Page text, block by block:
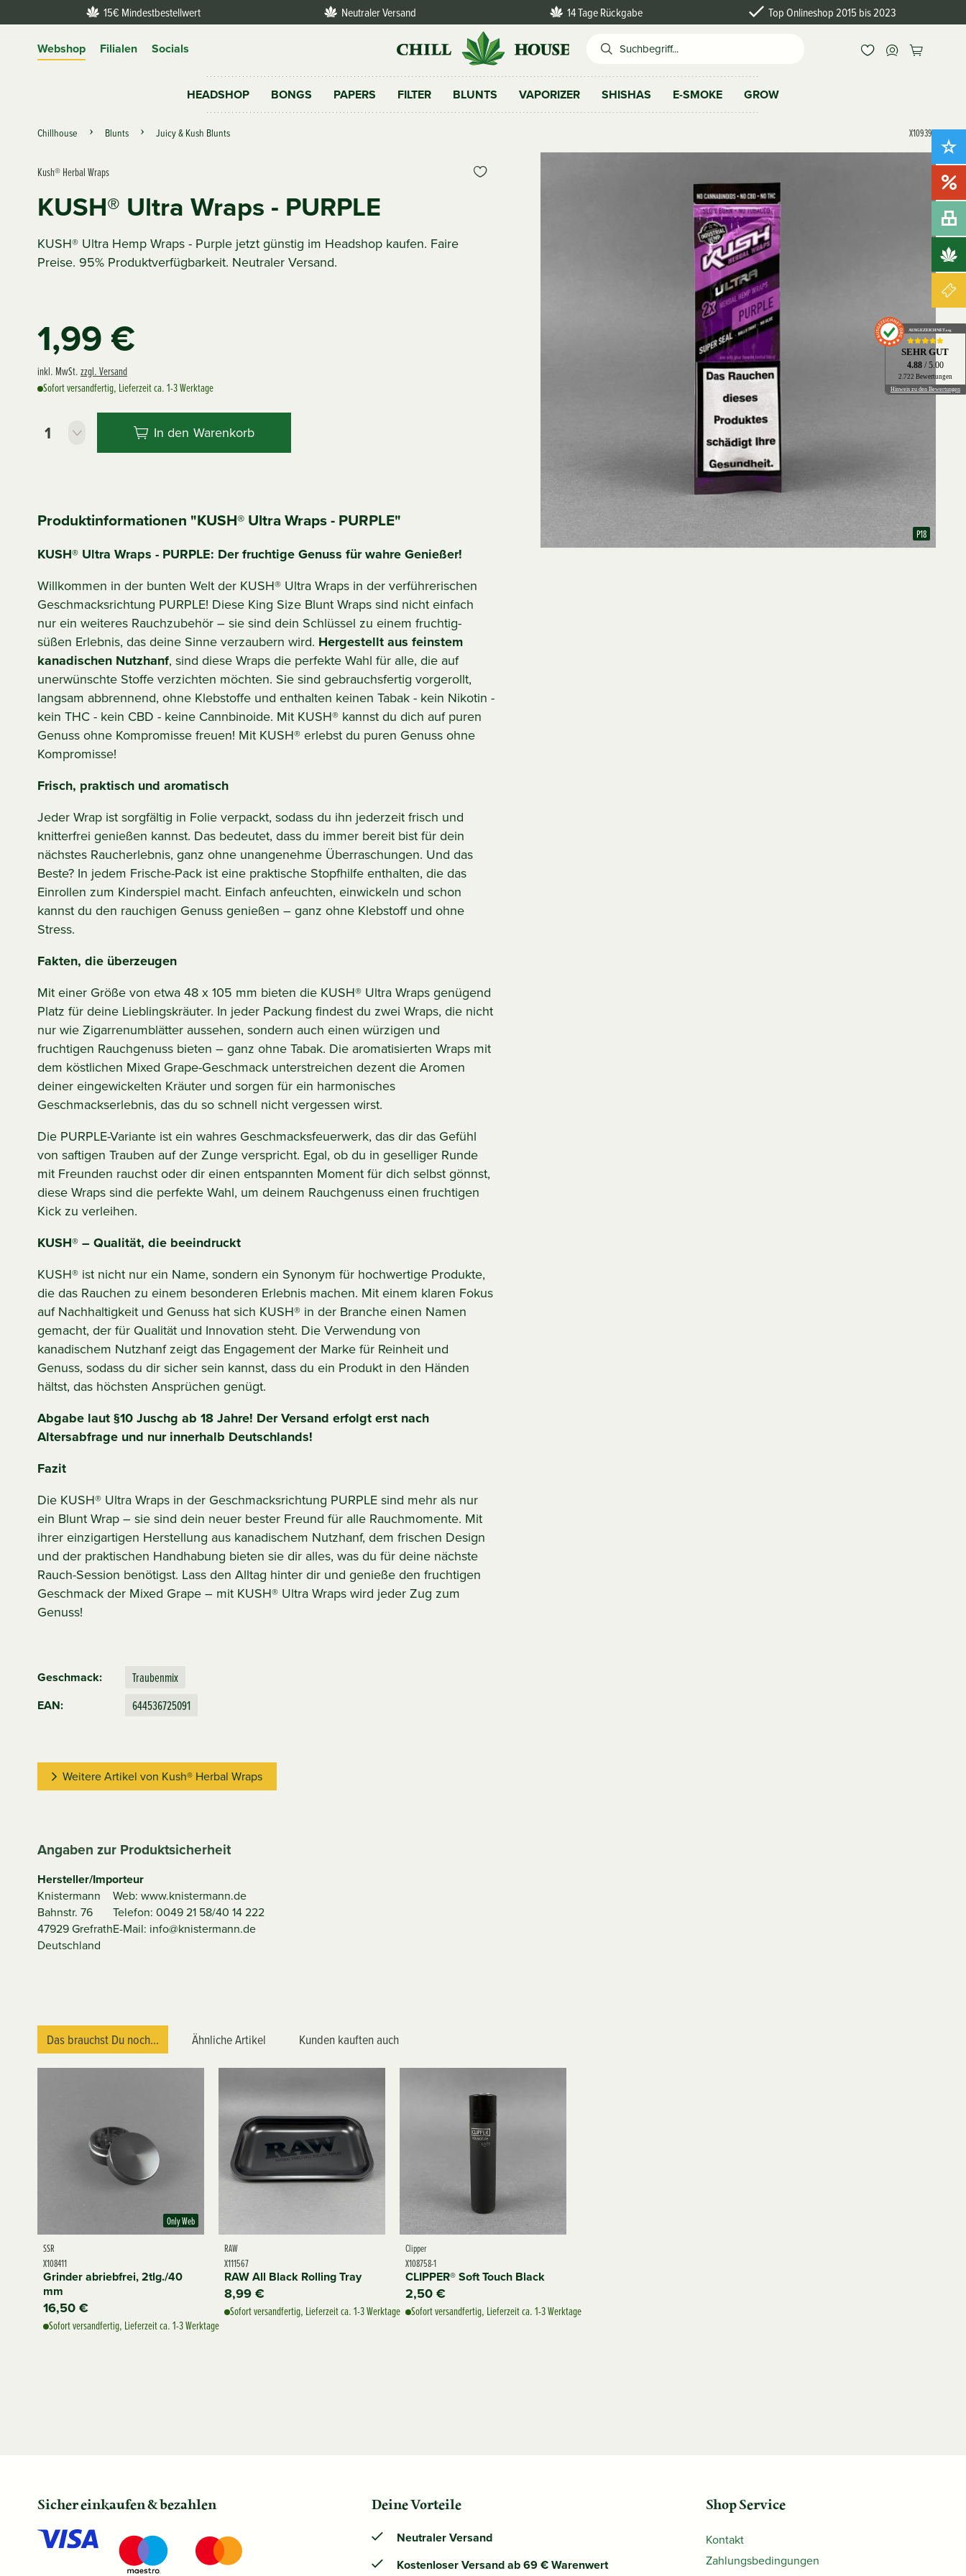
15€ Mindestbestellwert Neutraler Versand 14 Tage Rückgabe Top Onlineshop 2015 bis 2023
Webshop Filialen Socials
HEADSHOP BONGS PAPERS FILTER BLUNTS VAPORIZER SHISHAS E-SMOKE GROW
Chillhouse Blunts Juicy & Kush Blunts
P18
KUSH® Ultra Wraps - PURPLE
Kush® Herbal Wraps
KUSH® Ultra Hemp Wraps - Purple jetzt günstig im Headshop kaufen. Faire
Preise. 95% Produktverfügbarkeit. Neutraler Versand.
1,99 €
inkl. MwSt.zzgl. Versand
Sofort versandfertig, Lieferzeit ca. 1-3 Werktage
In den Warenkorb
X109397
Produktinformationen "KUSH® Ultra Wraps - PURPLE"
KUSH® Ultra Wraps - PURPLE: Der fruchtige Genuss für wahre Genießer!
Willkommen in der bunten Welt der KUSH® Ultra Wraps in der verführerischen
Geschmacksrichtung PURPLE! Diese King Size Blunt Wraps sind nicht einfach
nur ein weiteres Rauchzubehör – sie sind dein Schlüssel zu einem fruchtig-
süßen Erlebnis, das deine Sinne verzaubern wird. Hergestellt aus feinstem
kanadischen Nutzhanf, sind diese Wraps die perfekte Wahl für alle, die auf
unerwünschte Stoffe verzichten möchten. Sie sind gebrauchsfertig vorgerollt,
langsam abbrennend, ohne Klebstoffe und enthalten keinen Tabak - kein Nikotin -
kein THC - kein CBD - keine Cannbinoide. Mit KUSH® kannst du dich auf puren
Genuss ohne Kompromisse freuen! Mit KUSH® erlebst du puren Genuss ohne
Kompromisse!
Frisch, praktisch und aromatisch
Jeder Wrap ist sorgfältig in Folie verpackt, sodass du ihn jederzeit frisch und
knitterfrei genießen kannst. Das bedeutet, dass du immer bereit bist für dein
nächstes Raucherlebnis, ganz ohne unangenehme Überraschungen. Und das
Beste? In jedem Frische-Pack ist eine praktische Stopfhilfe enthalten, die das
Einrollen zum Kinderspiel macht. Einfach anfeuchten, einwickeln und schon
kannst du den rauchigen Genuss genießen – ganz ohne Klebstoff und ohne
Stress.
Fakten, die überzeugen
Mit einer Größe von etwa 48 x 105 mm bieten die KUSH® Ultra Wraps genügend
Platz für deine Lieblingskräuter. In jeder Packung findest du zwei Wraps, die nicht
nur wie Zigarrenumblätter aussehen, sondern auch einen würzigen und
fruchtigen Rauchgenuss bieten – ganz ohne Tabak. Die aromatisierten Wraps mit
dem köstlichen Mixed Grape-Geschmack unterstreichen dezent die Aromen
deiner eingewickelten Kräuter und sorgen für ein harmonisches
Geschmackserlebnis, das du so schnell nicht vergessen wirst.
Die PURPLE-Variante ist ein wahres Geschmacksfeuerwerk, das dir das Gefühl
von saftigen Trauben auf der Zunge verspricht. Egal, ob du in geselliger Runde
mit Freunden rauchst oder dir einen entspannten Moment für dich selbst gönnst,
diese Wraps sind die perfekte Wahl, um deinem Rauchgenuss einen fruchtigen
Kick zu verleihen.
KUSH® – Qualität, die beeindruckt
KUSH® ist nicht nur ein Name, sondern ein Synonym für hochwertige Produkte,
die das Rauchen zu einem besonderen Erlebnis machen. Mit einem klaren Fokus
auf Nachhaltigkeit und Genuss hat sich KUSH® in der Branche einen Namen
gemacht, der für Qualität und Innovation steht. Die Verwendung von
kanadischem Nutzhanf zeigt das Engagement der Marke für Reinheit und
Genuss, sodass du dir sicher sein kannst, dass du ein Produkt in den Händen
hältst, das höchsten Ansprüchen genügt.
Abgabe laut §10 Juschg ab 18 Jahre! Der Versand erfolgt erst nach
Altersabfrage und nur innerhalb Deutschlands!
Fazit
Die KUSH® Ultra Wraps in der Geschmacksrichtung PURPLE sind mehr als nur
ein Blunt Wrap – sie sind dein neuer bester Freund für alle Rauchmomente. Mit
ihrer einzigartigen Herstellung aus kanadischem Nutzhanf, dem frischen Design
und der praktischen Handhabung bieten sie dir alles, was du für deine nächste
Rauch-Session benötigst. Lass den Alltag hinter dir und genieße den fruchtigen
Geschmack der Mixed Grape – mit KUSH® Ultra Wraps wird jeder Zug zum
Genuss!
Geschmack: Traubenmix
EAN: 644536725091
Weitere Artikel von Kush® Herbal Wraps
Angaben zur Produktsicherheit
Hersteller/Importeur
Knistermann
Bahnstr. 76
47929 Grefrath
Deutschland
Web: www.knistermann.de
Telefon: 0049 21 58/40 14 222
E-Mail: info@knistermann.de
Das brauchst Du noch... Ähnliche Artikel Kunden kauften auch
Only Web
SSR
X108411
Grinder abriebfrei, 2tlg./40
mm
16,50 €
Sofort versandfertig, Lieferzeit ca. 1-3 Werktage
RAW
X111567
RAW All Black Rolling Tray
8,99 €
Sofort versandfertig, Lieferzeit ca. 1-3 Werktage
Clipper
X108758-1
CLIPPER® Soft Touch Black
2,50 €
Sofort versandfertig, Lieferzeit ca. 1-3 Werktage
Sicher einkaufen & bezahlen Deine Vorteile
Neutraler Versand
Kostenloser Versand ab 69 € Warenwert
Shop Service
Kontakt
Zahlungsbedingungen
Neu!
AUSGEZEICHNET.org
SEHR GUT
4.88 / 5.00
2.722 Bewertungen
Hinweis zu den Bewertungen